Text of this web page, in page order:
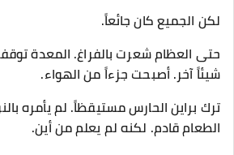
لكن الجميع كان جائعاً.
حتى العظام شعرت بالفراغ. المعدة
شيئاً آخر. أصبحت جزءاً من الهواء.
ترك براين الحارس مستيقظاً. لم يأمره
الطعام قادم. لكنه لم يعلم من أين.